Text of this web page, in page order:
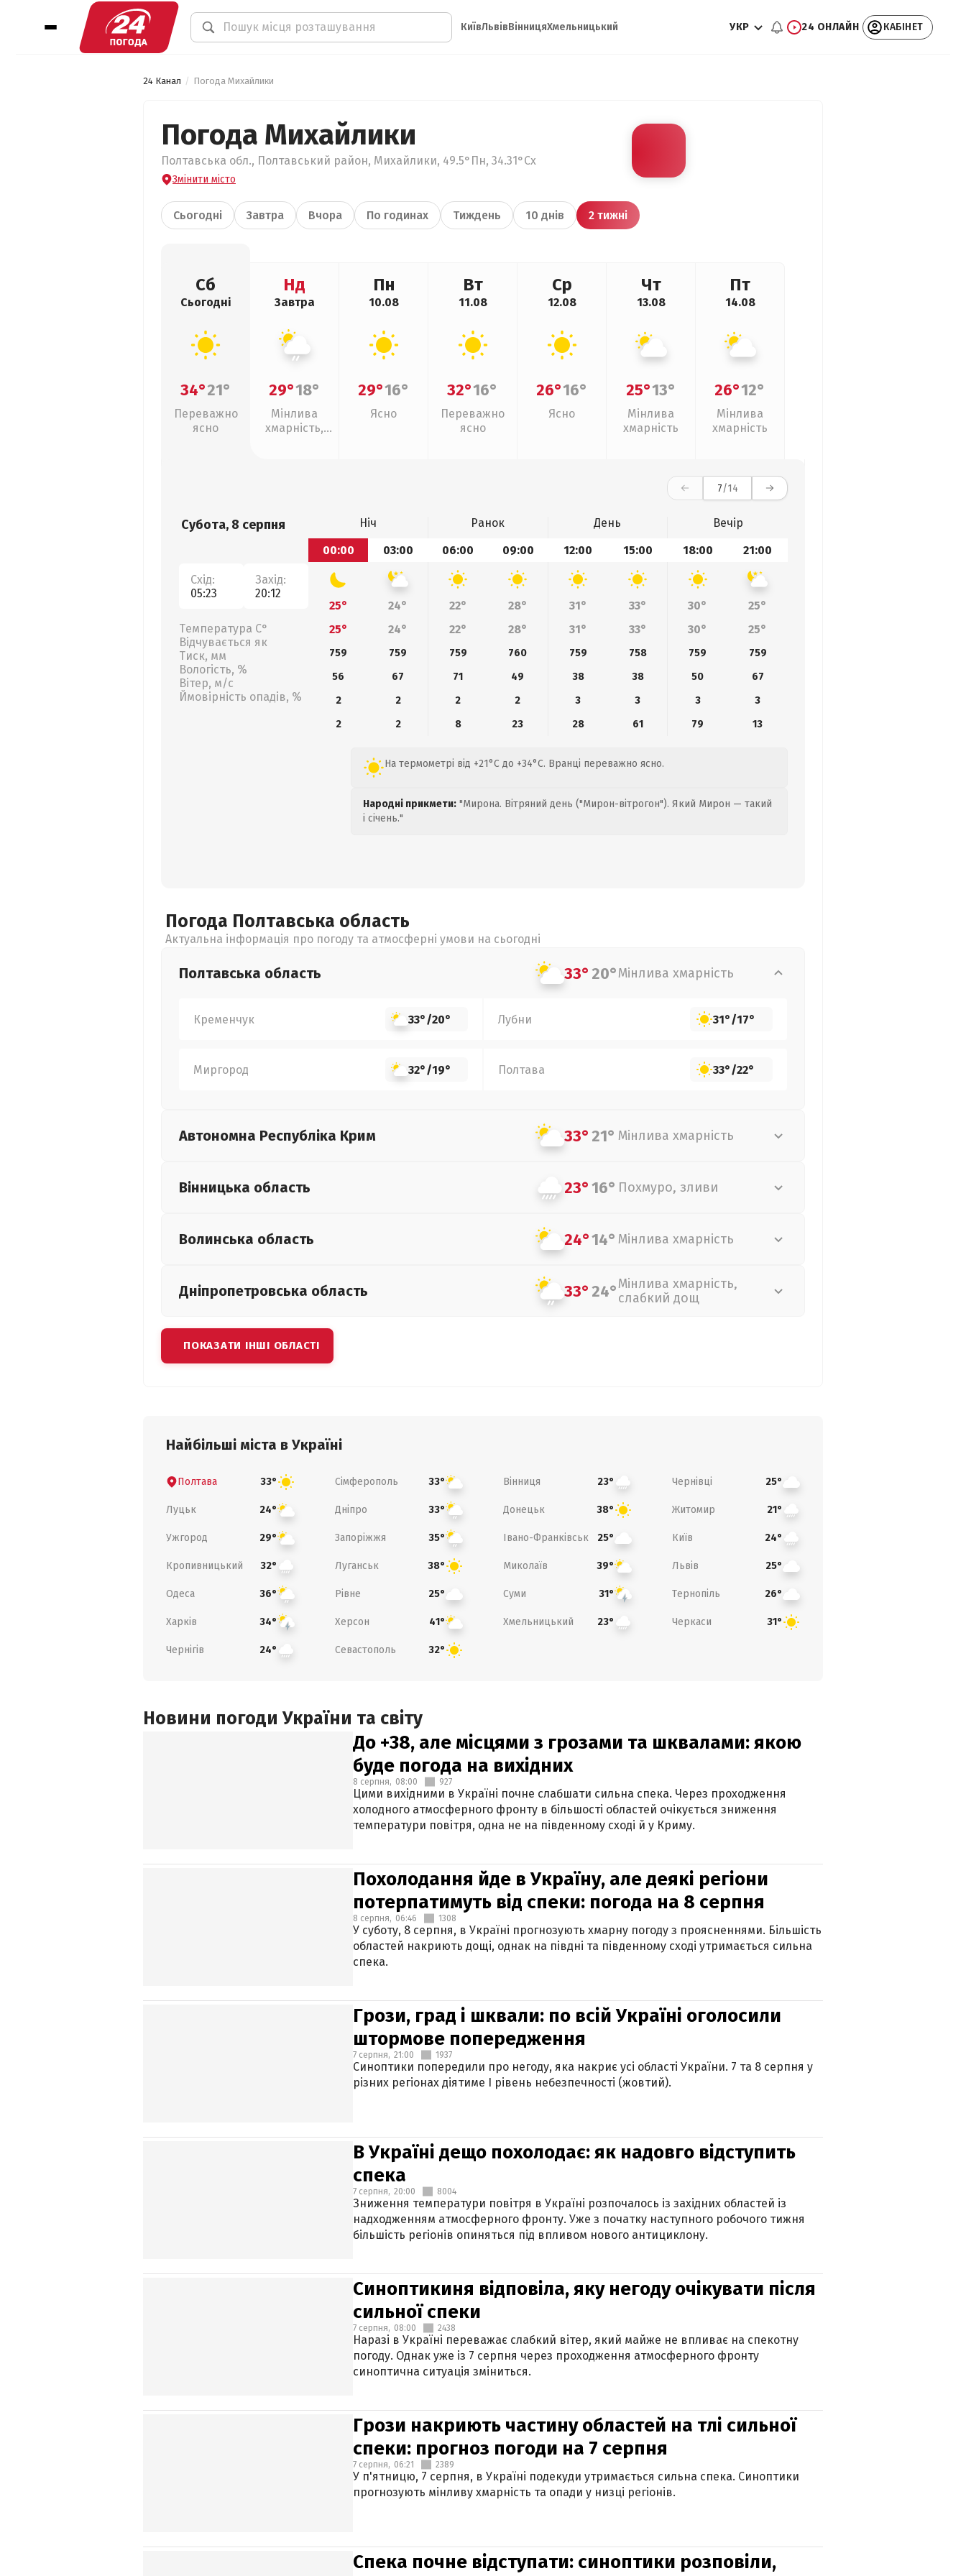
КиївЛьвівВінницяХмельницький УКР 24 ОНЛАЙН КАБІНЕТ
24 Канал Погода Михайлики
Погода Михайлики
Полтавська обл., Полтавський район, Михайлики, 49.5°Пн, 34.31°Сх
Змінити місто
Сьогодні Завтра Вчора По годинах Тиждень 10 днів 2 тижні
Сб
Сьогодні
34°21°
Переважно
ясно
Нд
Завтра
29°18°
Мінлива
хмарність,
Пн
10.08
29°16°
Ясно
Вт
11.08
32°16°
Переважно
ясно
Ср
12.08
26°16°
Ясно
Чт
13.08
25°13°
Мінлива
хмарність
Пт
14.08
26°12°
Мінлива
хмарність
7/14
Субота, 8 серпня
Схід:
05:23
Захід:
20:12
Температура С°
Відчувається як
Тиск, мм
Вологість, %
Вітер, м/с
Ймовірність опадів, %
Ніч Ранок День
Вечір
00:00
03:00 06:00 09:00 12:00 15:00 18:00 21:00
25° 24° 22° 28° 31° 33° 30°
25°
25°
24° 22° 28° 31° 33° 30° 25°
759 759 759 760 759 758 759
759
56
67 71 49 38 38 50
67
2
2 2 2 3 3 3
3
2
2 8 23 28 61 79 13
На термометрі від +21°C до +34°C. Вранці переважно ясно.
Народні прикмети: "Мирона. Вітряний день ("Мирон-вітрогон"). Який Мирон — такий
і січень."
Погода Полтавська область
Актуальна інформація про погоду та атмосферні умови на сьогодні
Полтавська область 33°20°Мінлива хмарність
Кременчук 33°/20° Лубни 31°/17°
Миргород 32°/19° Полтава 33°/22°
Автономна Республіка Крим 33°21° Мінлива хмарність
Вінницька область 23°16° Похмуро, зливи
Волинська область 24°14° Мінлива хмарність
Дніпропетровська область 33°24°Мінлива хмарність,
слабкий дощ
ПОКАЗАТИ ІНШІ ОБЛАСТІ
Найбільші міста в Україні
Полтава 33° Сімферополь 33° Вінниця 23° Чернівці 25°
Луцьк 24° Дніпро 33° Донецьк 38° Житомир 21°
Ужгород 29° Запоріжжя 35° Івано-Франківськ 25° Київ 24°
Кропивницький 32° Луганськ 38° Миколаїв 39° Львів 25°
Одеса 36° Рівне 25° Суми 31° Тернопіль 26°
Харків 34° Херсон 41° Хмельницький 23° Черкаси 31°
Чернігів 24° Севастополь 32°
Новини погоди України та світу
До +38, але місцями з грозами та шквалами: якою
буде погода на вихідних
8 серпня, 08:00 927
Цими вихідними в Україні почне слабшати сильна спека. Через проходження
холодного атмосферного фронту в більшості областей очікується зниження
температури повітря, одна не на південному сході й у Криму.
Похолодання йде в Україну, але деякі регіони
потерпатимуть від спеки: погода на 8 серпня
8 серпня, 06:46 1308
У суботу, 8 серпня, в Україні прогнозують хмарну погоду з проясненнями. Більшість
областей накриють дощі, однак на півдні та південному сході утримається сильна
спека.
Грози, град і шквали: по всій Україні оголосили
штормове попередження
7 серпня, 21:00 1937
Синоптики попередили про негоду, яка накриє усі області України. 7 та 8 серпня у
різних регіонах діятиме І рівень небезпечності (жовтий).
В Україні дещо похолодає: як надовго відступить
спека
7 серпня, 20:00 8004
Зниження температури повітря в Україні розпочалось із західних областей із
надходженням атмосферного фронту. Уже з початку наступного робочого тижня
більшість регіонів опиняться під впливом нового антициклону.
Синоптикиня відповіла, яку негоду очікувати після
сильної спеки
7 серпня, 08:00 2438
Наразі в Україні переважає слабкий вітер, який майже не впливає на спекотну
погоду. Однак уже із 7 серпня через проходження атмосферного фронту
синоптична ситуація зміниться.
Грози накриють частину областей на тлі сильної
спеки: прогноз погоди на 7 серпня
7 серпня, 06:21 2389
У п'ятницю, 7 серпня, в Україні подекуди утримається сильна спека. Синоптики
прогнозують мінливу хмарність та опади у низці регіонів.
Спека почне відступати: синоптики розповіли,